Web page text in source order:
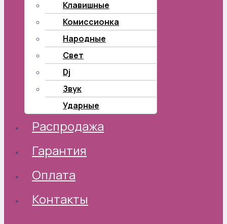
Клавишные
Комиссионка
Народные
Свет
Dj
Звук
Ударные
Распродажа
Гарантия
Оплата
Контакты